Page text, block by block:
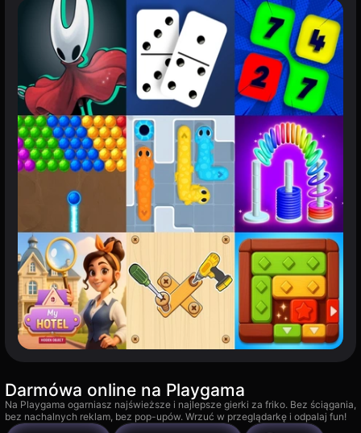
Darmówa online na Playgama
Na Playgama ogarniasz najświeższe i najlepsze gierki za friko. Bez ściągania,
bez nachalnych reklam, bez pop-upów. Wrzuć w przeglądarkę i odpalaj fun!